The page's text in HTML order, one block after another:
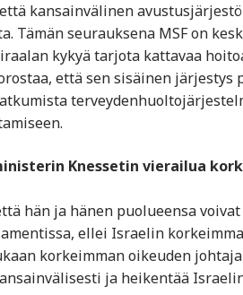
kansainvälinen
seurauksena MSF on
kykyä tarjota kattavaa
että sen sisäinen järjestys
Knessetin vierailua
hän ja hänen puolueensa
ellei Israelin
korkeimman oikeuden
ja heikentää